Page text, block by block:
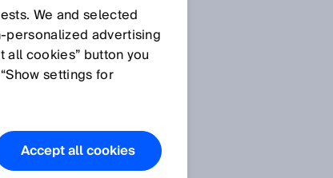
We and selected
advertising
cookies” button you
settings for
Accept all cookies